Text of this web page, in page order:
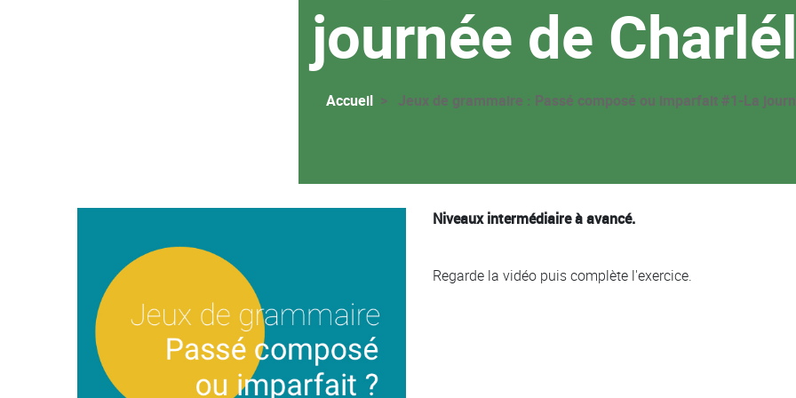
journée de
Accueil Jeux de grammaire : Passé composé ou imparfait #1-La
Niveaux intermédiaire à avancé.
Regarde la vidéo puis complète l'exercice.